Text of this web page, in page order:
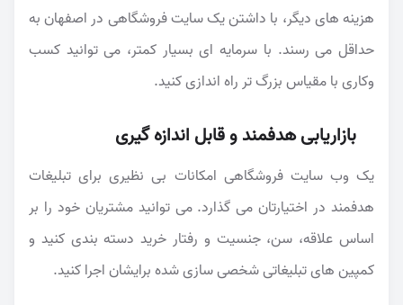
هزینه های دیگر، با داشتن یک سایت فروشگاهی در اصفهان به
حداقل می رسند. با سرمایه ای بسیار کمتر، می توانید کسب
وکاری با مقیاس بزرگ تر راه اندازی کنید.
بازاریابی هدفمند و قابل اندازه گیری
یک وب سایت فروشگاهی امکانات بی نظیری برای تبلیغات
هدفمند در اختیارتان می گذارد. می توانید مشتریان خود را بر
اساس علاقه، سن، جنسیت و رفتار خرید دسته بندی کنید و
کمپین های تبلیغاتی شخصی سازی شده برایشان اجرا کنید.